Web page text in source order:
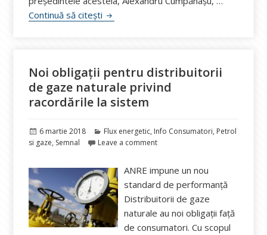
Continuă să citești CNMR: Se lucrează la finalizarea
Noi obligații pentru distribuitorii
de gaze naturale privind
racordările la sistem
Publicat
pe
6 martie 2018 Categorii
Flux energetic, Info Consumatori, Petrol
si gaze, Semnal Leave a comment
ANRE impune un nou
standard de performanță
Distribuitorii de gaze
naturale au noi obligații față
de consumatori. Cu scopul